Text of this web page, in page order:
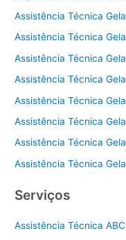
Assistência Técnica
Assistência Técnica
Assistência Técnica
Assistência Técnica
Assistência Técnica
Assistência Técnica
Assistência Técnica
Assistência Técnica
Serviços
Assistência Técnica ABC